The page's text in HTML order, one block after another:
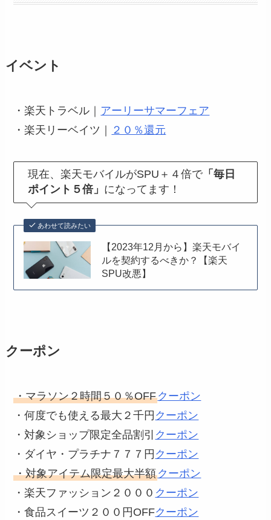
イベント
・楽天トラベル｜ アーリーサマーフェア
・楽天リーベイツ｜ ２０％還元
現在、楽天モバイルがSPU＋４倍で「毎日
ポイント５倍」 になってます！
あわせて読みたい
【2023年12月から】楽天モバイ
ルを契約するべきか？【楽天
SPU改悪】
クーポン
・マラソン２時間５０％OFFクーポン
・何度でも使える最大２千円 クーポン
・対象ショップ限定全品割引 クーポン
・ダイヤ・プラチナ７７７円 クーポン
・対象アイテム限定最大半額クーポン
・楽天ファッション２０００ クーポン
・食品スイーツ２００円OFFクーポン